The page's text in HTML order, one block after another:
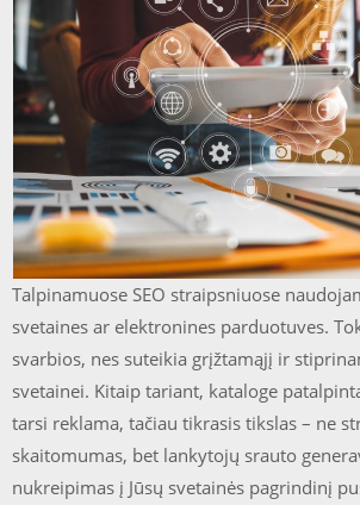
Talpinamuose SEO straipsniuose
svetaines ar elektronines parduotuves.
svarbios, nes suteikia grįžtamąjį ir
svetainei. Kitaip tariant, kataloge
tarsi reklama, tačiau tikrasis tikslas – ne
skaitomumas, bet lankytojų srauto
nukreipimas į Jūsų svetainės pagrindinį